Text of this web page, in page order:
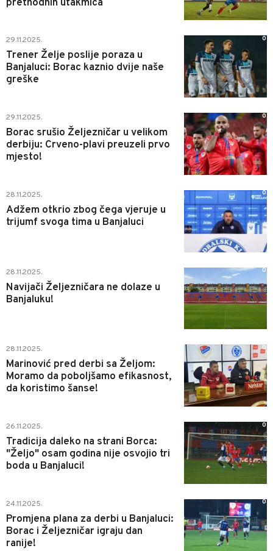
prethodnih utakmica
29.11.2025.
Trener Želje poslije poraza u
Banjaluci: Borac kaznio dvije naše
greške
0
29.11.2025.
Borac srušio Željezničar u velikom
derbiju: Crveno-plavi preuzeli prvo
mjesto!
0
28.11.2025.
Adžem otkrio zbog čega vjeruje u
trijumf svoga tima u Banjaluci
0
28.11.2025.
Navijači Željezničara ne dolaze u
Banjaluku!
0
28.11.2025.
Marinović pred derbi sa Željom:
Moramo da poboljšamo efikasnost,
da koristimo šanse!
0
26.11.2025.
Tradicija daleko na strani Borca:
"Željo" osam godina nije osvojio tri
boda u Banjaluci!
0
24.11.2025.
Promjena plana za derbi u Banjaluci:
Borac i Željezničar igraju dan
ranije!
0